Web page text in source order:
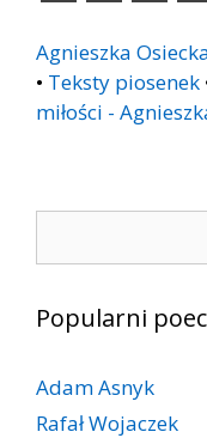
Agnieszka
• Teksty piosenek
miłości -
Popularni
Adam Asnyk
Rafał Wojaczek